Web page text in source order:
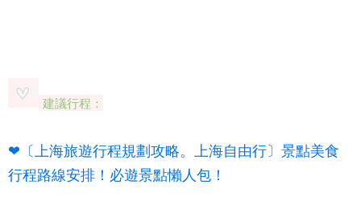
建議行程：
❤〔上海旅遊行程規劃攻略。上海自由行〕景點美食
行程路線安排！必遊景點懶人包！